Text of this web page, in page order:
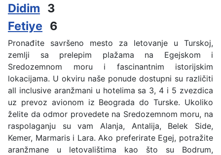
Didim 3
Fetiye 6
Pronađite savršeno mesto za letovanje u Turskoj,
zemlji sa prelepim plažama na Egejskom i
Sredozemnom moru i fascinantnim istorijskim
lokacijama. U okviru naše ponude dostupni su različiti
all inclusive aranžmani u hotelima sa 3, 4 i 5 zvezdica
uz prevoz avionom iz Beograda do Turske. Ukoliko
želite da odmor provedete na Sredozemnom moru, na
raspolaganju su vam Alanja, Antalija, Belek Side,
Kemer, Marmaris i Lara. Ako preferirate Egej, potražite
aranžmane u letovalištima kao što su Bodrum,